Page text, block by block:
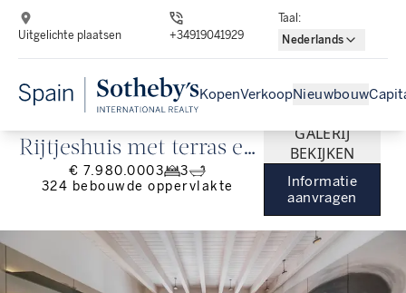
Uitgelichte plaatsen +34919041929
Taal :
Nederlands
KopenVerkoopNieuwbouw
Rijtjeshuis met terras en
zwembad in de oude
€ 7.980.0003
3
324 bebouwde oppervlakte
GALERIJ
BEKIJKEN
Informatie
aanvragen